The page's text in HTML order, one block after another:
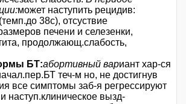
может наступить рецидив:
38с), отсуствие
печени и селезенки,
продолжающ.слабость,
БТ:абортивный вариант хар-ся
теч-м но, не достигнув
все симптомы заб-я регрессируют
наступ.клиническое вызд-